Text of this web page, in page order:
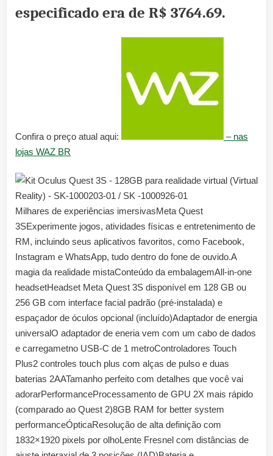
especificado era de R$ 3764.69.
Confira o preço atual aqui:
– nas
lojas WAZ BR
Milhares de experiências imersivasMeta Quest
3SExperimente jogos, atividades físicas e entretenimento de
RM, incluindo seus aplicativos favoritos, como Facebook,
Instagram e WhatsApp, tudo dentro do fone de ouvido.A
magia da realidade mistaConteúdo da embalagemAll-in-one
headsetHeadset Meta Quest 3S disponível em 128 GB ou
256 GB com interface facial padrão (pré-instalada) e
espaçador de óculos opcional (incluído)Adaptador de energia
universalO adaptador de eneria vem com um cabo de dados
e carregametno USB-C de 1 metroControladores Touch
Plus2 controles touch plus com alças de pulso e duas
baterias 2AATamanho perfeito com detalhes que você vai
adorarPerformanceProcessamento de GPU 2X mais rápido
(comparado ao Quest 2)8GB RAM for better system
performanceÓpticaResolução de alta definição com
1832×1920 pixels por olhoLente Fresnel com distâncias de